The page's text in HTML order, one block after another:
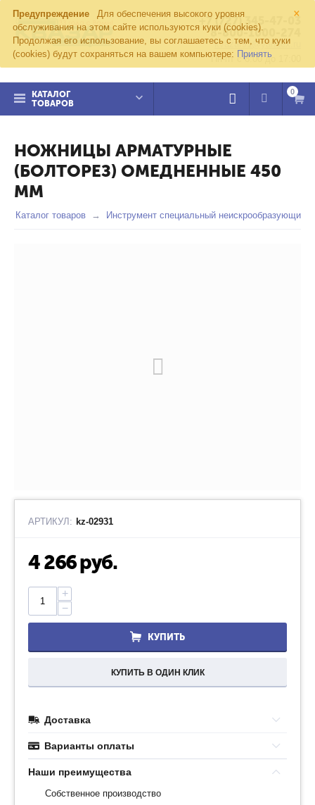
×
Предупреждение
Для обеспечения высокого уровня
обслуживания на этом сайте используются куки (cookies).
Продолжая его использование, вы соглашаетесь с тем, что куки
(cookies) будут сохраняться на вашем компьютере: Принять
+7 (727) 345-47-03
8-800-1000-274
kvazar91@yandex.ru
Пн-пт с 8:00 до 17:00
КАТАЛОГ
ТОВАРОВ
0
НОЖНИЦЫ АРМАТУРНЫЕ
(БОЛТОРЕЗ) ОМЕДНЕННЫЕ 450
ММ
Каталог товаров Инструмент специальный неискрообразующий
АРТИКУЛ: kz-02931
4 266руб.
+
−
КУПИТЬ
КУПИТЬ В ОДИН КЛИК
Доставка
Варианты оплаты
Наши преимущества
Собственное производство